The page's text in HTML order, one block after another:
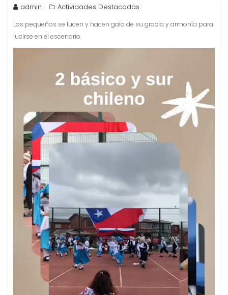
admin Actividades Destacadas
Los pequeños se lucen y hacen gala de su gracia y armonía para
lucirse en el escenario.